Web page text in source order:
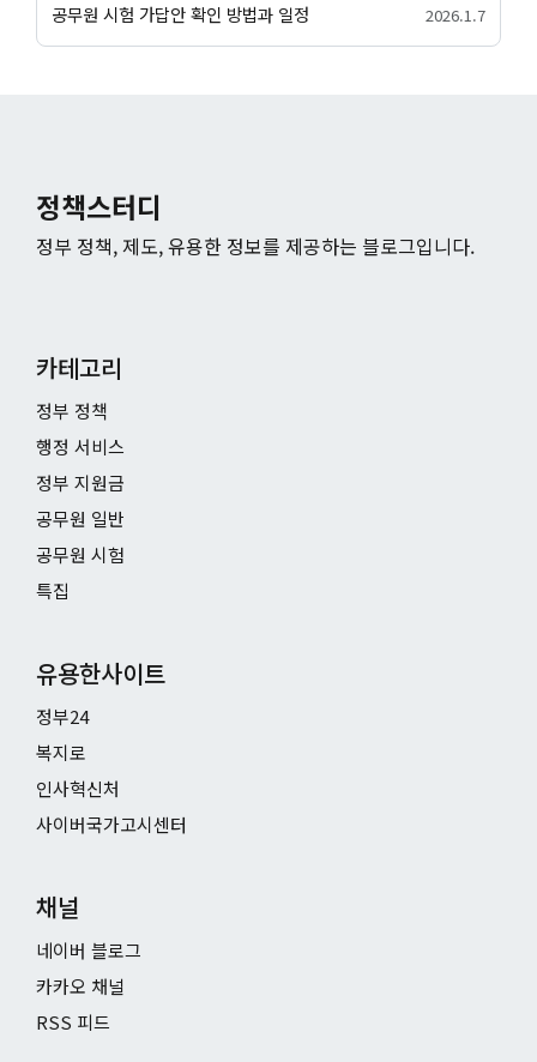
공무원 시험 가답안 확인 방법과 일정 2026.1.7
정책스터디
정부 정책, 제도, 유용한 정보를 제공하는 블로그입니다.
카테고리
정부 정책
행정 서비스
정부 지원금
공무원 일반
공무원 시험
특집
유용한사이트
정부24
복지로
인사혁신처
사이버국가고시센터
채널
네이버 블로그
카카오 채널
RSS 피드